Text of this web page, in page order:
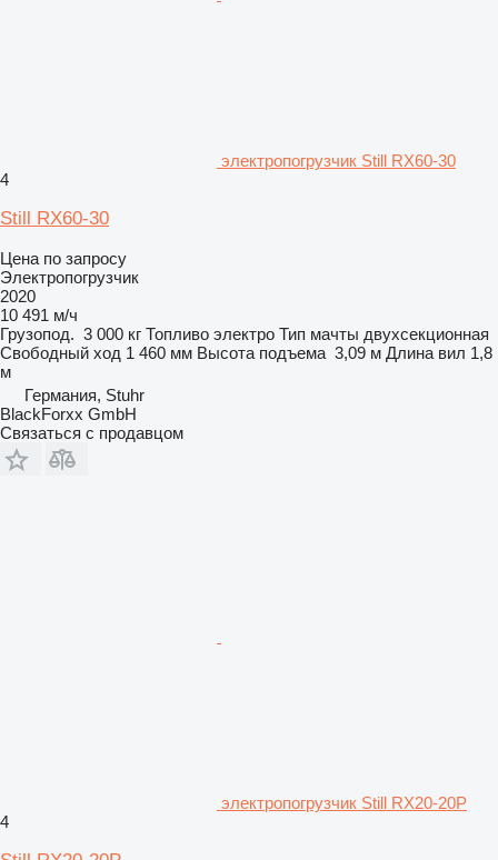
электропогрузчик Still RX60-30
4
Still RX60-30
Цена по запросу
Электропогрузчик
2020
10 491 м/ч
Грузопод. 3 000 кг Топливо электро Тип мачты двухсекционная
Свободный ход 1 460 мм Высота подъема 3,09 м Длина вил 1,8
м
Германия, Stuhr
BlackForxx GmbH
Связаться с продавцом
электропогрузчик Still RX20-20P
4